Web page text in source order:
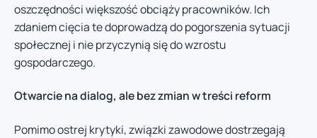
oszczędności większość obciąży pracowników. Ich
zdaniem cięcia te doprowadzą do pogorszenia sytuacji
społecznej i nie przyczynią się do wzrostu
gospodarczego.
Otwarcie na dialog, ale bez zmian w treści reform
Pomimo ostrej krytyki, związki zawodowe dostrzegają